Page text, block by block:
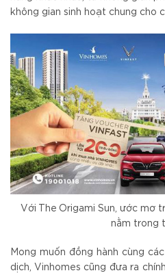
không gian sinh hoạt chung cho
Với The Origami Sun, ước mơ
nằm trong
Mong muốn đồng hành cùng
dịch, Vinhomes cũng đưa ra